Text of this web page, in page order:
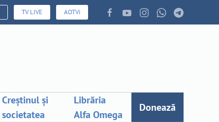
TV LIVE AOTVi
Creștinul și
societatea
Librăria
Alfa Omega
Donează